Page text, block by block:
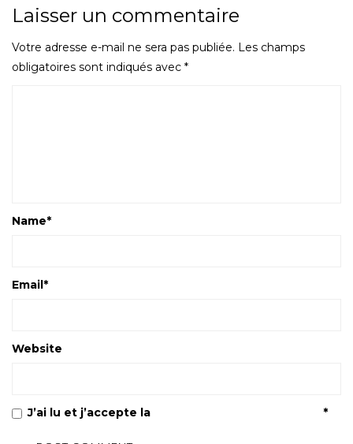
Laisser un commentaire
Votre adresse e-mail ne sera pas publiée. Les champs
obligatoires sont indiqués avec *
Name*
Email*
Website
J’ai lu et j’accepte la *